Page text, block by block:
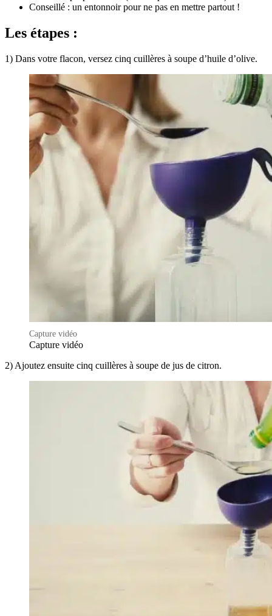
Conseillé : un entonnoir pour ne pas en mettre partout !
Les étapes :
1) Dans votre flacon, versez cinq cuillères à soupe d’huile d’olive.
Capture vidéo
Capture vidéo
2) Ajoutez ensuite cinq cuillères à soupe de jus de citron.